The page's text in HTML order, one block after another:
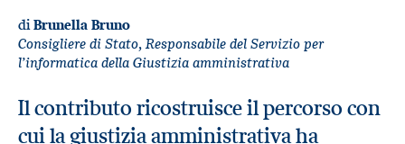
diBrunella Bruno
Consigliere di Stato, Responsabile del Servizio per
l’informatica della Giustizia amministrativa
Il contributo ricostruisce il percorso con
cui la giustizia amministrativa ha